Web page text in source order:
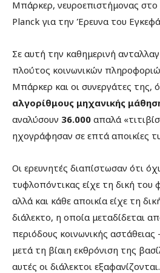
Μπάρκερ, νευροεπιστήμονας στο
Planck για την Έρευνα του
Σε αυτή την καθημερινή
πλούτος κοινωνικών
Μπάρκερ και οι συνεργάτες της,
αλγορίθμους μηχανικής
αναλύσουν 36.000 απαλά
ηχογράφησαν σε επτά αποικίες
Οι ερευνητές διαπίστωσαν ότι
τυφλοπόντικας είχε τη δική
αλλά και κάθε αποικία είχε τη
διάλεκτο, η οποία μεταδίδεται
περιόδους κοινωνικής
μετά τη βίαιη εκθρόνιση της
αυτές οι διάλεκτοι